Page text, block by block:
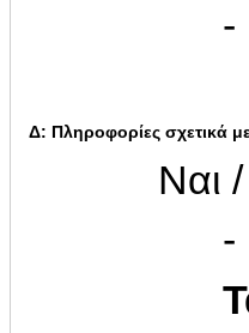
-
Δ: Πληροφορίες σχετικά
Ναι
-